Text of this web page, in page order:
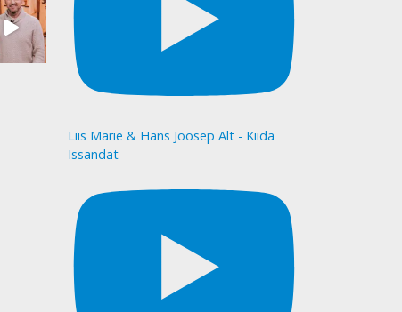
Liis Marie & Hans Joosep Alt - Kiida
Issandat